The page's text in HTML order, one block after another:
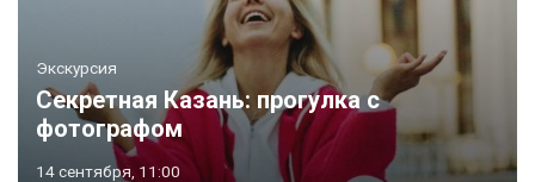
Экскурсия
Секретная Казань: прогулка с
фотографом
14 сентября, 11:00